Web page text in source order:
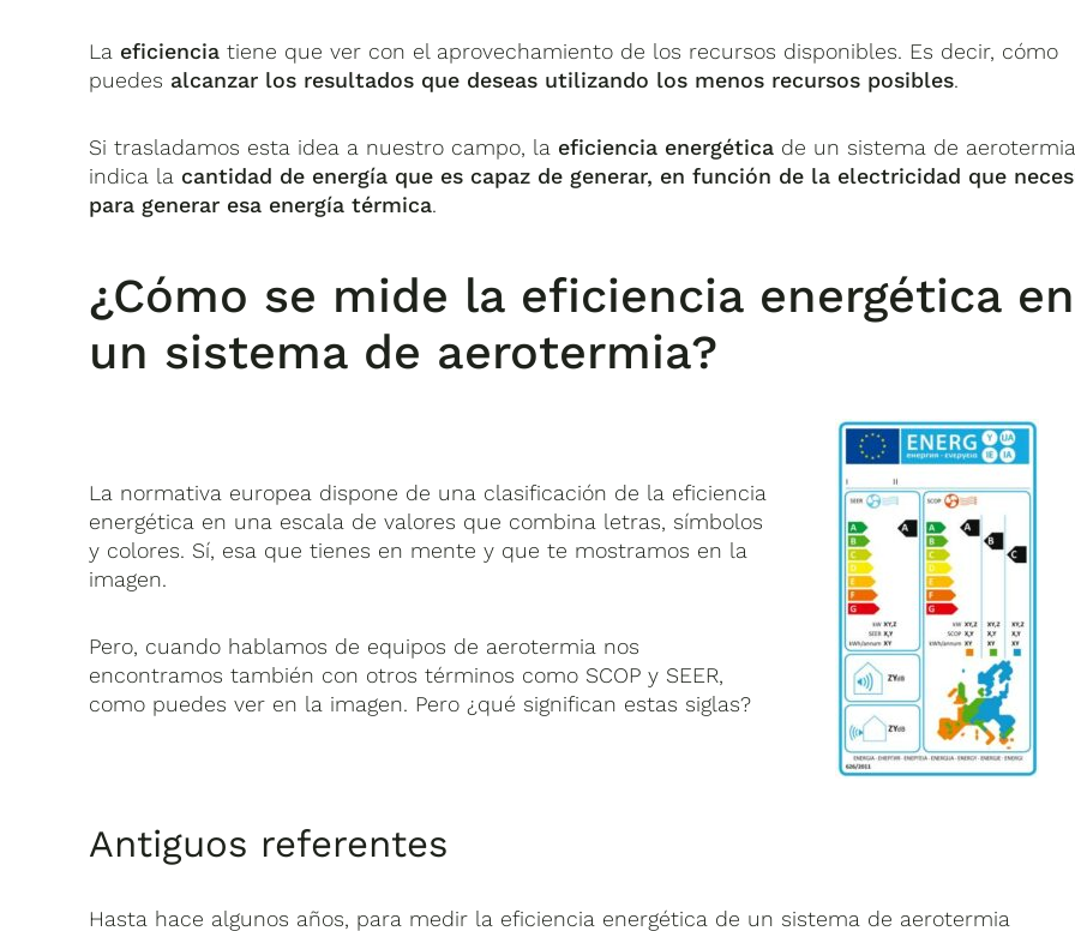
La eficiencia tiene que ver con el aprovechamiento de los recursos disponibles. Es decir, cómo
puedes alcanzar los resultados que deseas utilizando los menos recursos posibles.
Si trasladamos esta idea a nuestro campo, la eficiencia energética de un sistema de aerotermia
indica la cantidad de energía que es capaz de generar, en función de la electricidad que
para generar esa energía térmica.
¿Cómo se mide la eficiencia energética en
un sistema de aerotermia?
La normativa europea dispone de una clasificación de la eficiencia
energética en una escala de valores que combina letras, símbolos
y colores. Sí, esa que tienes en mente y que te mostramos en la
imagen.
Pero, cuando hablamos de equipos de aerotermia nos
encontramos también con otros términos como SCOP y SEER,
como puedes ver en la imagen. Pero ¿qué significan estas siglas?
Antiguos referentes
Hasta hace algunos años, para medir la eficiencia energética de un sistema de aerotermia